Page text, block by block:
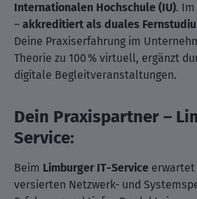
Internationalen Hochschule (IU).
– akkreditiert als duales
Deine Praxiserfahrung im
Theorie zu 100 % virtuell, ergänzt
digitale Begleitveranstaltungen.
Dein Praxispartner –
Service:
Beim Limburger IT-Service erwartet
versierten Netzwerk- und